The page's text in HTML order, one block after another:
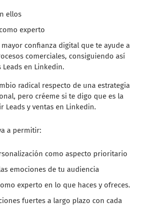
ellos
experto
mayor confianza digital que te ayude a
comerciales, consiguiendo así
en Linkedin.
radical respecto de una estrategia
pero créeme si te digo que es la
Leads y ventas en Linkedin.
a permitir:
como aspecto prioritario
emociones de tu audiencia
experto en lo que haces y ofreces.
fuertes a largo plazo con cada